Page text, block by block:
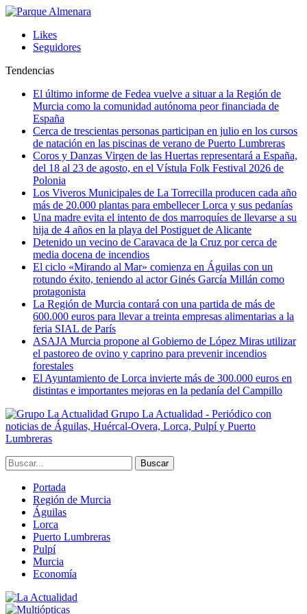
Likes
Seguidores
Tendencias
El último informe de Fedea vuelve a situar a la Región de
Murcia como la comunidad autónoma peor financiada de
España
Cerca de trescientas personas participan en julio en los cursos
de natación en las piscinas de verano de Puerto Lumbreras
Coros y Danzas Virgen de las Huertas representará a España,
del 18 al 23 de agosto, en el Vístula Folk Festival 2026 de
Polonia
Los Viveros Municipales de La Torrecilla producen cada año
más de 20.000 plantas para embellecer Lorca y sus pedanías
Una madre evita el intento de dos marroquíes de llevarse a su
hija de 4 años en la playa del Postiguet de Alicante
Detenido un vecino de Caravaca de la Cruz por cerca de
media docena de incendios
El ciclo «Mirando al Mar» comienza en Águilas con un
rotundo éxito, teniendo al actor Ginés García Millán como
protagonista
La Región de Murcia contará con una partida de más de
600.000 euros para llevar a treinta empresas alimentarias a la
feria SIAL de París
ASAJA Murcia propone al Gobierno de López Miras utilizar
el pastoreo de ovino y caprino para prevenir incendios
forestales
El Ayuntamiento de Lorca invierte más de 300.000 euros en
distintas e importantes mejoras en la pedanía del Campillo
Grupo La Actualidad - Periódico con
noticias de Águilas, Huércal-Overa, Lorca, Pulpí y Puerto
Lumbreras
Portada
Región de Murcia
Águilas
Lorca
Puerto Lumbreras
Pulpí
Murcia
Economía